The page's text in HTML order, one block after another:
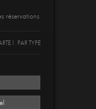
réservations
PAR TYPE